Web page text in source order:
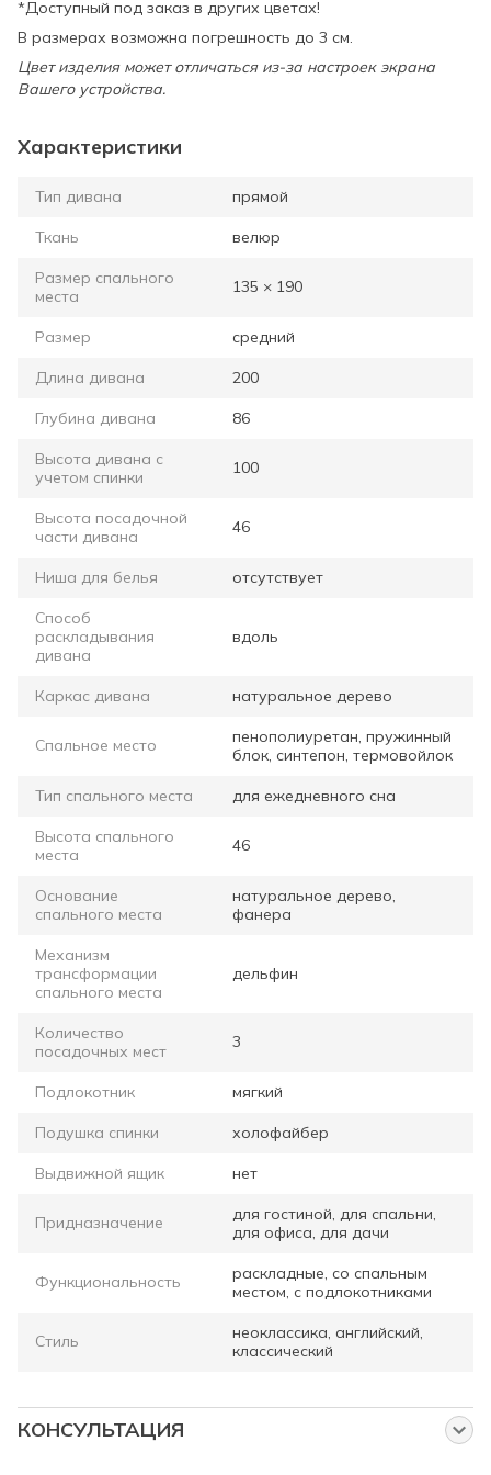
*Доступный под заказ в других цветах!
В размерах возможна погрешность до 3 см.
Цвет изделия может отличаться из-за настроек экрана
Вашего устройства.
Характеристики
Тип дивана прямой
Ткань велюр
Размер спального
места
135 × 190
Размер средний
Длина дивана 200
Глубина дивана 86
Высота дивана с
учетом спинки
100
Высота посадочной
части дивана
46
Ниша для белья отсутствует
Способ
раскладывания
дивана
вдоль
Каркас дивана натуральное дерево
Спальное место
пенополиуретан, пружинный
блок, синтепон, термовойлок
Тип спального места для ежедневного сна
Высота спального
места
46
Основание
спального места
натуральное дерево,
фанера
Механизм
трансформации
спального места
дельфин
Количество
посадочных мест
3
Подлокотник мягкий
Подушка спинки холофайбер
Выдвижной ящик нет
Придназначение
для гостиной, для спальни,
для офиса, для дачи
Функциональность
раскладные, со спальным
местом, с подлокотниками
Стиль
неоклассика, английский,
классический
КОНСУЛЬТАЦИЯ